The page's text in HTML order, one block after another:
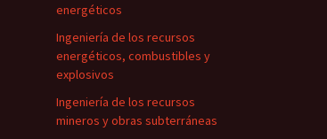
energéticos
Ingeniería de los recursos
energéticos, combustibles y
explosivos
Ingeniería de los recursos
mineros y obras subterráneas